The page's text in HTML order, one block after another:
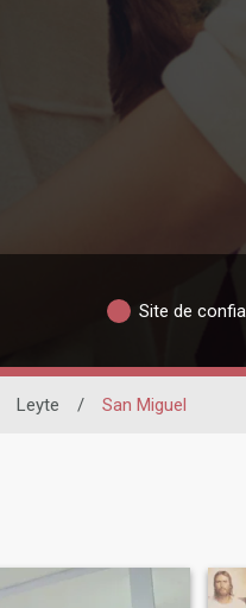
Site de
Leyte / San Miguel